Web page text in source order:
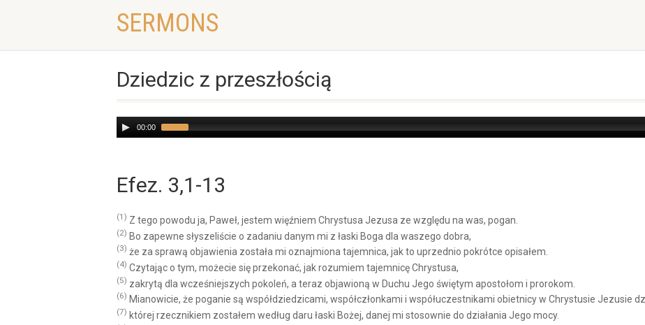
SERMONS
Dziedzic z przeszłością
Audio
Player
00:00
Efez. 3,1-13
(1) Z tego powodu ja, Paweł, jestem więźniem Chrystusa Jezusa ze względu na was, pogan.
(2) Bo zapewne słyszeliście o zadaniu danym mi z łaski Boga dla waszego dobra,
(3) że za sprawą objawienia została mi oznajmiona tajemnica, jak to uprzednio pokrótce opisałem.
(4) Czytając o tym, możecie się przekonać, jak rozumiem tajemnicę Chrystusa,
(5) zakrytą dla wcześniejszych pokoleń, a teraz objawioną w Duchu Jego świętym apostołom i prorokom.
(6) Mianowicie, że poganie są współdziedzicami, współczłonkami i współuczestnikami obietnicy w Chrystusie Jezusie
(7) której rzecznikiem zostałem według daru łaski Bożej, danej mi stosownie do działania Jego mocy.